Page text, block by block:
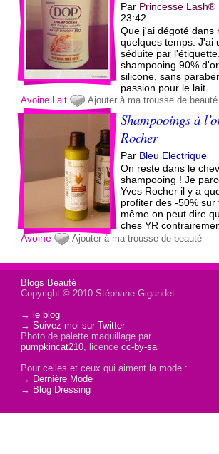
Par Princesse Lash®
23:42
Que j'ai dégoté dans
quelques temps. J'ai
séduite par
shampooing 90%
silicone, sans
passion pour le lait...
Avoine Lait Ajouter à ma trousse de beauté
Shampooings à
Rocher
Par Bleu Electrique
On reste dans le
shampooing ! Je
Yves Rocher il y a
profiter des -50%
même on peut dire
ches YR
Avoine
Ajouter à ma trousse de beauté
Blogs Beauté
Copyright © 2010 Stéphane Gigandet
→ le blog
→Suivez-moi sur Twitter
Photo de palette maquillage par
pumpkincat210, licencecc-by-sa
Pour celles et ceux qui aiment la mode :
→ Dernière Mode
→ Blog Dressing